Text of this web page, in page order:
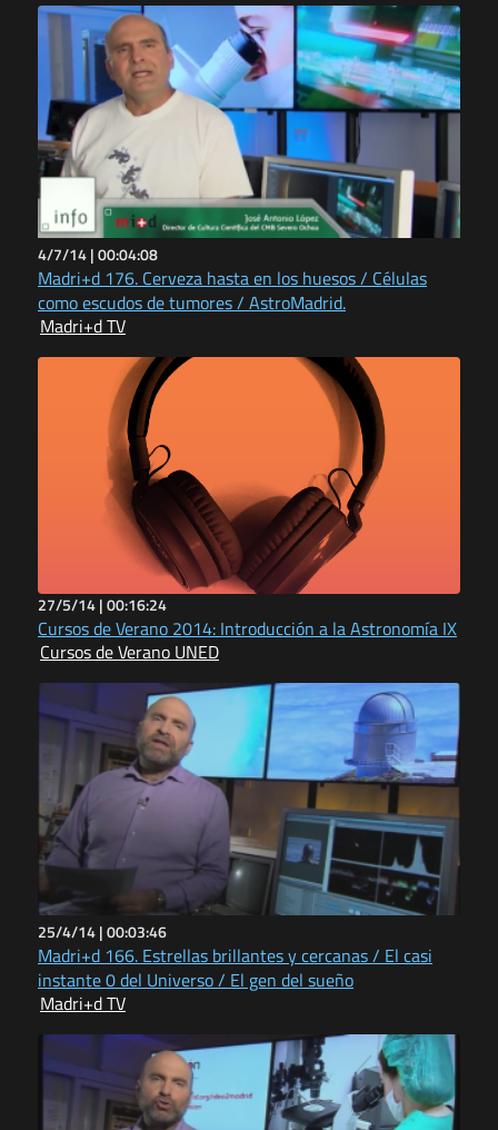
4/7/14 |00:04:08
Madri+d 176. Cerveza hasta en los huesos / Células
como escudos de tumores / AstroMadrid.
Madri+d TV
27/5/14 |00:16:24
Cursos de Verano 2014: Introducción a la Astronomía IX
Cursos de Verano UNED
25/4/14 |00:03:46
Madri+d 166. Estrellas brillantes y cercanas / El casi
instante 0 del Universo / El gen del sueño
Madri+d TV